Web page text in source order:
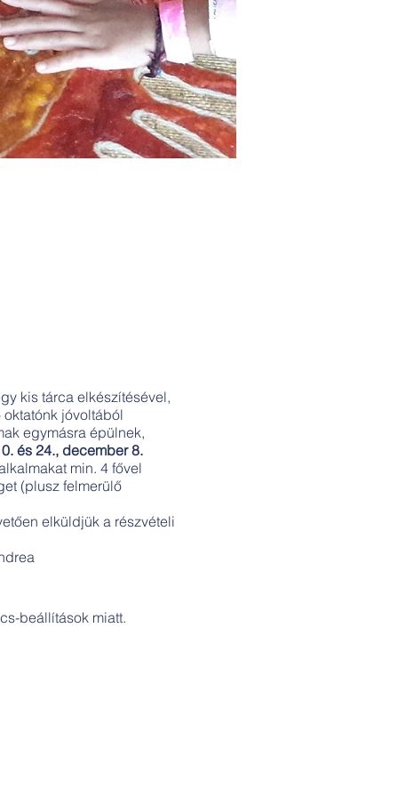
kis tárca elkészítésével,
jóvoltából
egymásra épülnek,
és 24., december 8.
min. 4 fővel
(plusz felmerülő
elküldjük a részvételi
beállítások miatt.